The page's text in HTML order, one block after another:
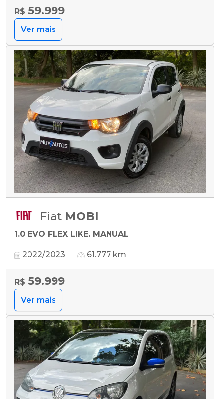
R$ 59.999
Ver mais
Fiat MOBI
1.0 EVO FLEX LIKE. MANUAL
2022/2023 61.777 km
R$ 59.999
Ver mais